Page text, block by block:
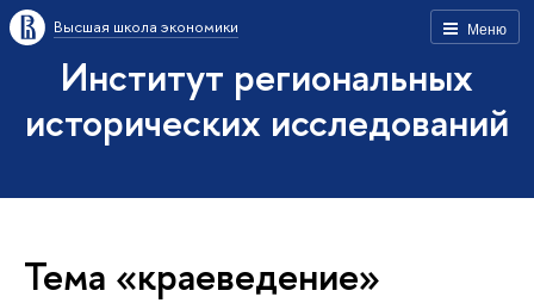
Меню
Высшая школа экономики
Институт региональных
исторических исследований
Тема «краеведение»